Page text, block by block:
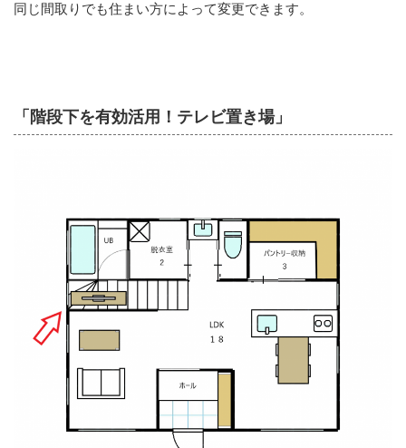
同じ間取りでも住まい方によって変更できます。
「階段下を有効活用！テレビ置き場」